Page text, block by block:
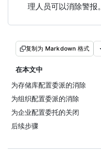
理人员可以消除警报。
复制为 Markdown 格式
在本文中
为存储库配置委派的消除
为组织配置委派的消除
为企业配置委托的关闭
后续步骤